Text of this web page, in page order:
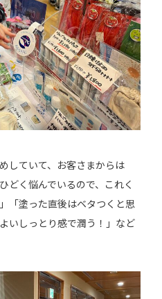
していて、お客さまからは
どく悩んでいるので、これく
「塗った直後はベタつくと思
いしっとり感で潤う！」など